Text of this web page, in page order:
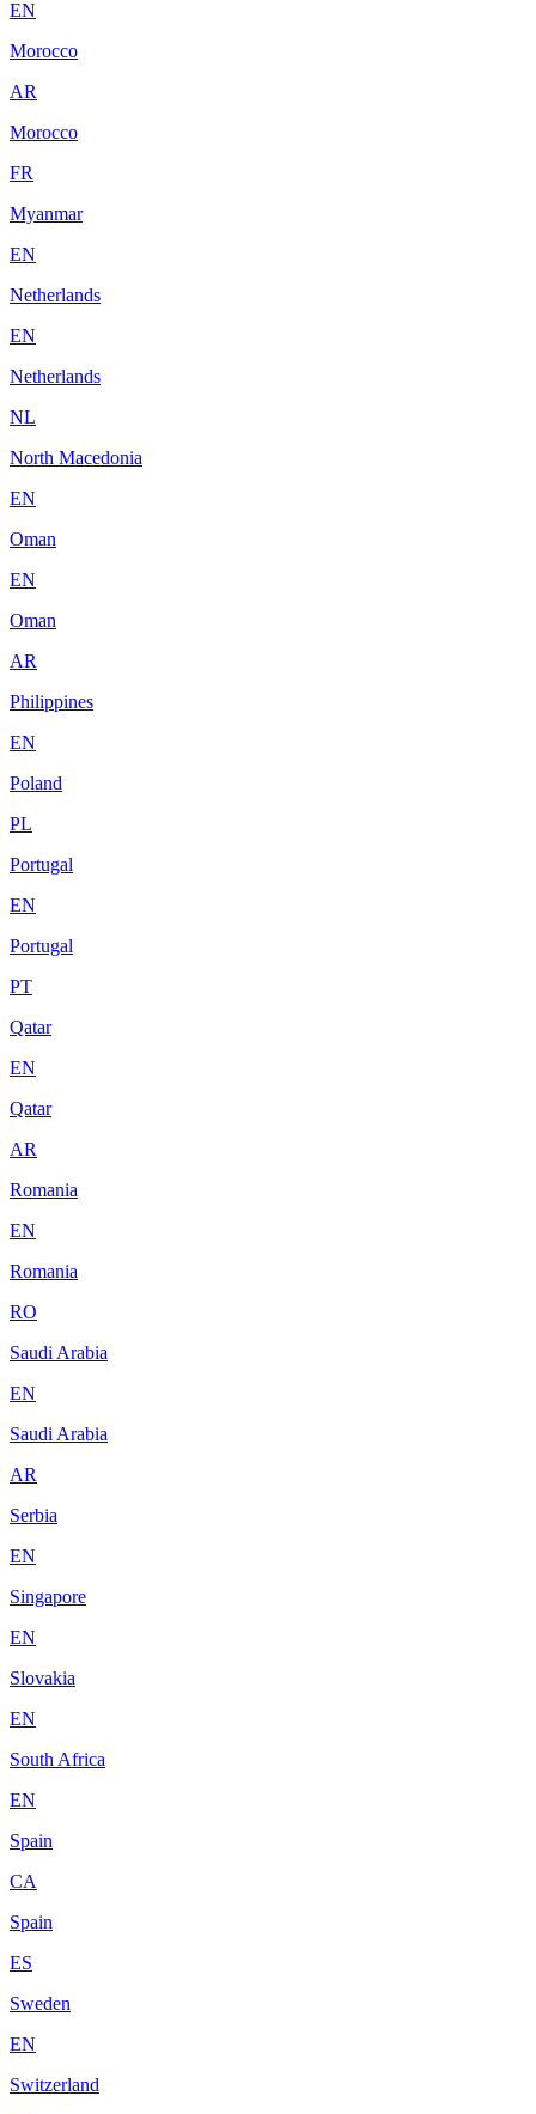
EN
Morocco
AR
Morocco
FR
Myanmar
EN
Netherlands
EN
Netherlands
NL
North Macedonia
EN
Oman
EN
Oman
AR
Philippines
EN
Poland
PL
Portugal
EN
Portugal
PT
Qatar
EN
Qatar
AR
Romania
EN
Romania
RO
Saudi Arabia
EN
Saudi Arabia
AR
Serbia
EN
Singapore
EN
Slovakia
EN
South Africa
EN
Spain
CA
Spain
ES
Sweden
EN
Switzerland